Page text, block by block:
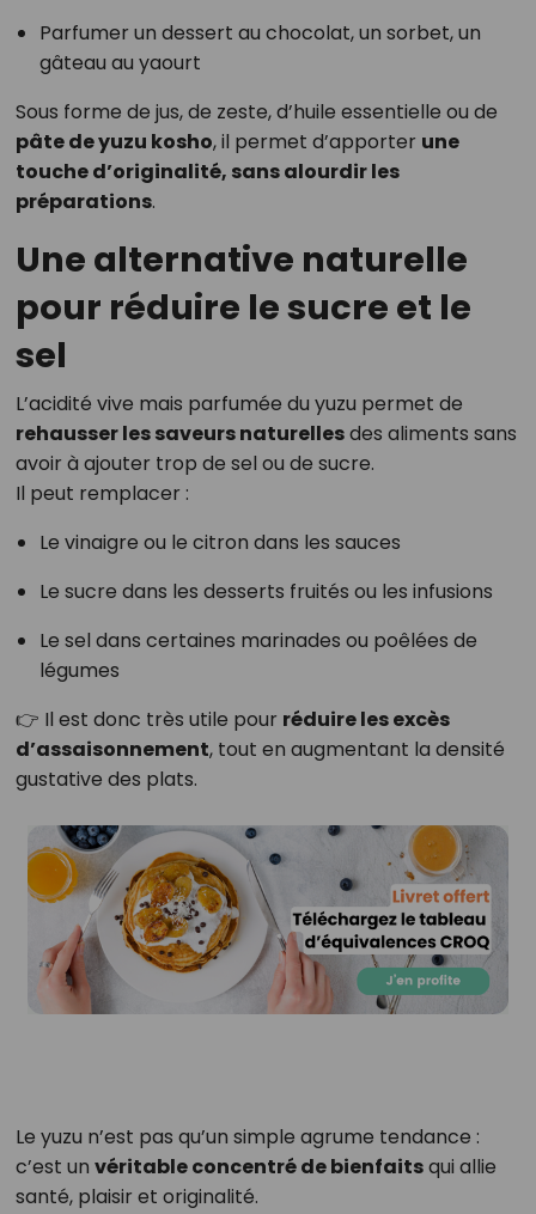
Parfumer un dessert au chocolat, un sorbet, un
gâteau au yaourt
Sous forme de jus, de zeste, d’huile essentielle ou de
pâte de yuzu kosho, il permet d’apporter une
touche d’originalité, sans alourdir les
préparations.
Une alternative naturelle
pour réduire le sucre et le
sel
L’acidité vive mais parfumée du yuzu permet de
rehausser les saveurs naturellesdes aliments sans
avoir à ajouter trop de sel ou de sucre.
Il peut remplacer :
Le vinaigre ou le citron dans les sauces
Le sucre dans les desserts fruités ou les infusions
Le sel dans certaines marinades ou poêlées de
légumes
👉 Il est donc très utile pour réduire les excès
d’assaisonnement, tout en augmentant la densité
gustative des plats.
Le yuzu n’est pas qu’un simple agrume tendance :
c’est un véritable concentré de bienfaitsqui allie
santé, plaisir et originalité.